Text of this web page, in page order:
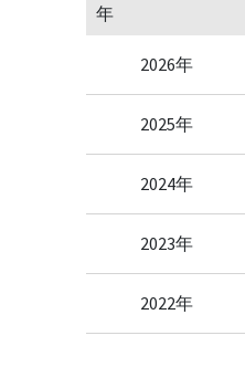
年
2026年
2025年
2024年
2023年
2022年